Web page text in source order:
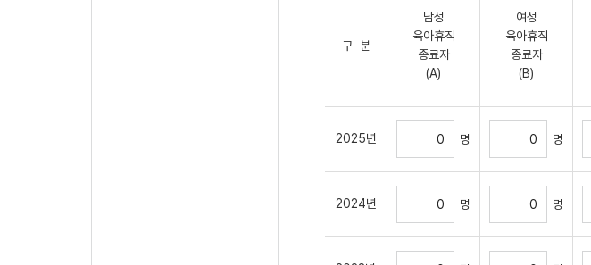
구 분
남성
육아휴직
종료자
(A)
여성
육아휴직
종료자
(B)
2025년 명 명
2024년 명 명